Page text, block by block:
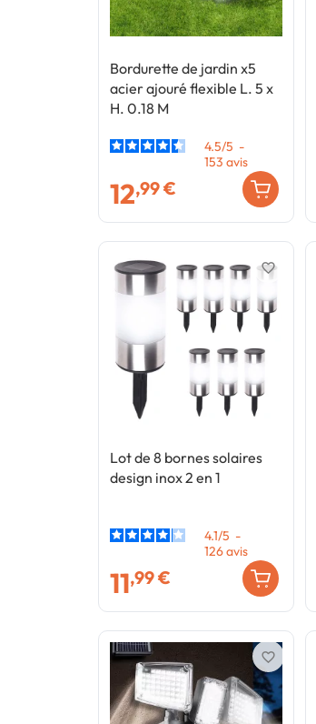
Bordurette de jardin x5
acier ajouré flexible L. 5 x
H. 0.18 M
4.5/5 -
153 avis
12,99 €
Lot de 8 bornes solaires
design inox 2 en 1
4.1/5 -
126avis
11,99 €
favorite_border
favorite_border